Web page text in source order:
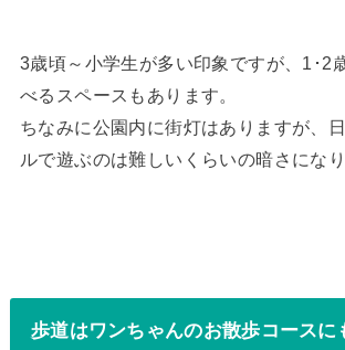
3歳頃～小学生が多い印象ですが、1･2
べるスペースもあります。
ちなみに公園内に街灯はありますが、
ルで遊ぶのは難しいくらいの暗さになり
歩道はワンちゃんのお散歩コースに